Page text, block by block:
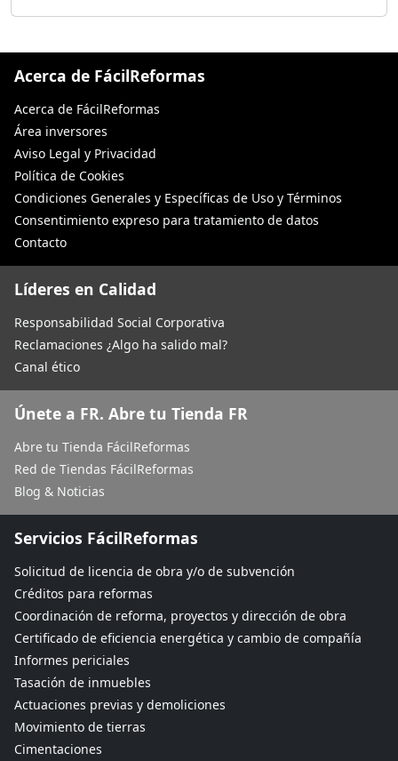
Acerca de FácilReformas
Acerca de FácilReformas
Área inversores
Aviso Legal y Privacidad
Política de Cookies
Condiciones Generales y Específicas de Uso y Términos
Consentimiento expreso para tratamiento de datos
Contacto
Líderes en Calidad
Responsabilidad Social Corporativa
Reclamaciones ¿Algo ha salido mal?
Canal ético
Únete a FR. Abre tu Tienda FR
Abre tu Tienda FácilReformas
Red de Tiendas FácilReformas
Blog & Noticias
Servicios FácilReformas
Solicitud de licencia de obra y/o de subvención
Créditos para reformas
Coordinación de reforma, proyectos y dirección de obra
Certificado de eficiencia energética y cambio de compañía
Informes periciales
Tasación de inmuebles
Actuaciones previas y demoliciones
Movimiento de tierras
Cimentaciones